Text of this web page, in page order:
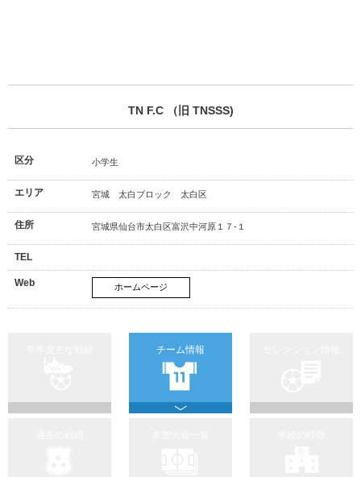
TN F.C （旧 TNSSS)
区分 小学生
エリア 宮城 太白ブロック 太白区
住所 宮城県仙台市太白区富沢中河原１７-１
TEL
Web ホームページ
チーム情報